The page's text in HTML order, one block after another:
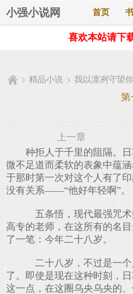
小强小说网 首页
喜欢本站请下
精品小说 我以凛冽守望
第
上一章
种拒人于千里的阻隔。
微不足道而柔软的表象中蕴
于那时第一次对这个人有了
没有关系——“他好年轻啊”。
五条悟，现代最强咒
高专的老师，在这所有的名
了一笔：今年二十八岁。
二十八岁，不过是一
了。即使是现在这种时刻，
这一点，在这圈乌央乌央的